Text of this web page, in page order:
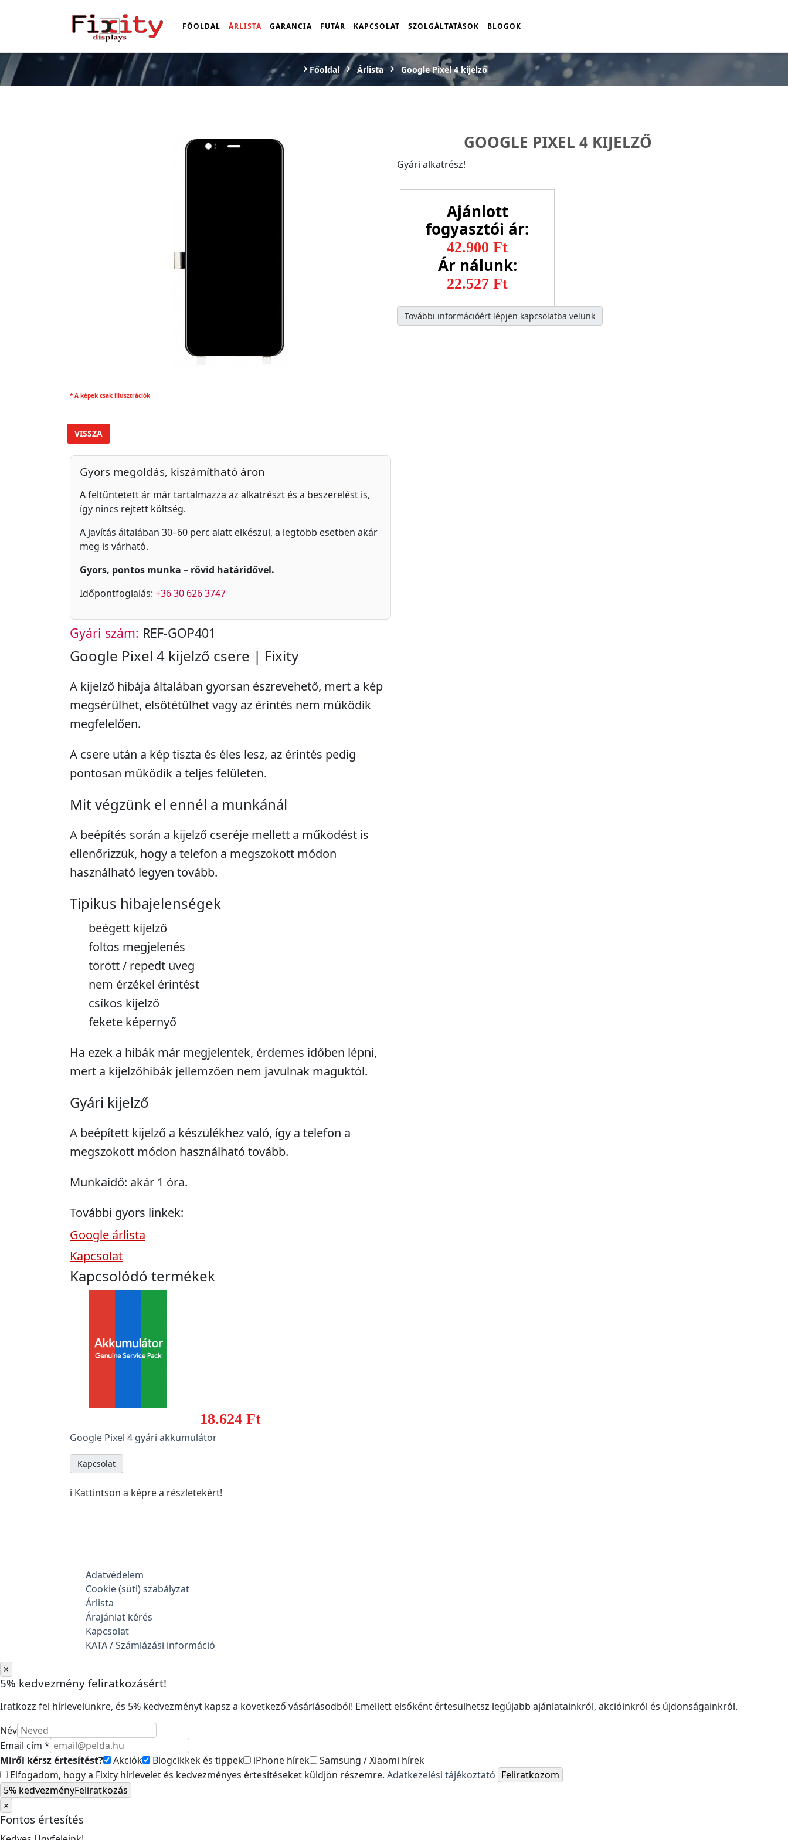
FŐOLDAL ÁRLISTA GARANCIA FUTÁR KAPCSOLAT SZOLGÁLTATÁSOK BLOGOK
Főoldal Árlista Google Pixel 4 kijelző
* A képek csak illusztrációk
GOOGLE PIXEL 4 KIJELZŐ
Gyári alkatrész!
Ajánlott
fogyasztói ár:
42.900 Ft
Ár nálunk:
22.527 Ft
További információért lépjen kapcsolatba velünk
VISSZA
Gyors megoldás, kiszámítható áron
A feltüntetett ár már tartalmazza az alkatrészt és a beszerelést is,
így nincs rejtett költség.
A javítás általában 30–60 perc alatt elkészül, a legtöbb esetben akár
meg is várható.
Gyors, pontos munka – rövid határidővel.
Időpontfoglalás: +36 30 626 3747
Gyári szám: REF-GOP401
Google Pixel 4 kijelző csere | Fixity
A kijelző hibája általában gyorsan észrevehető, mert a kép
megsérülhet, elsötétülhet vagy az érintés nem működik
megfelelően.
A csere után a kép tiszta és éles lesz, az érintés pedig
pontosan működik a teljes felületen.
Mit végzünk el ennél a munkánál
A beépítés során a kijelző cseréje mellett a működést is
ellenőrizzük, hogy a telefon a megszokott módon
használható legyen tovább.
Tipikus hibajelenségek
beégett kijelző
foltos megjelenés
törött / repedt üveg
nem érzékel érintést
csíkos kijelző
fekete képernyő
Ha ezek a hibák már megjelentek, érdemes időben lépni,
mert a kijelzőhibák jellemzően nem javulnak maguktól.
Gyári kijelző
A beépített kijelző a készülékhez való, így a telefon a
megszokott módon használható tovább.
Munkaidő: akár 1 óra.
További gyors linkek:
Google árlista
Kapcsolat
Kapcsolódó termékek
18.624 Ft
Google Pixel 4 gyári akkumulátor
Kapcsolat
ℹ️ Kattintson a képre a részletekért!
Adatvédelem
Cookie (süti) szabályzat
Árlista
Árajánlat kérés
Kapcsolat
KATA / Számlázási információ
×
5% kedvezmény feliratkozásért!
Iratkozz fel hírlevelünkre, és 5% kedvezményt kapsz a következő vásárlásodból! Emellett elsőként értesülhetsz legújabb ajánlatainkról, akcióinkról és újdonságainkról.
Név
Email cím *
Miről kérsz értesítést?
Akciók Blogcikkek és tippek iPhone hírek
Samsung / Xiaomi hírek
Elfogadom, hogy a Fixity hírlevelet és kedvezményes értesítéseket küldjön részemre. Adatkezelési tájékoztató Feliratkozom
5% kedvezményFeliratkozás
×
Fontos értesítés